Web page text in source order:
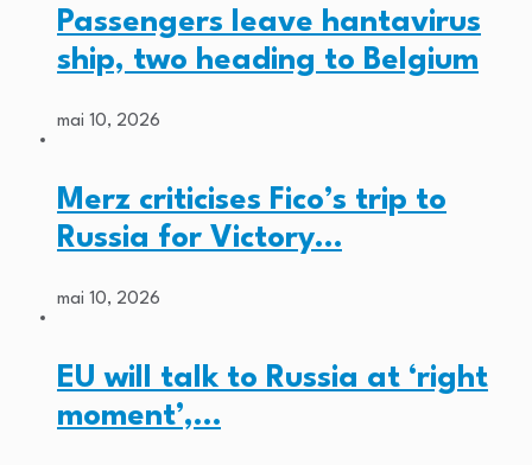
Passengers leave hantavirus
ship, two heading to Belgium
mai 10, 2026
Merz criticises Fico’s trip to
Russia for Victory…
mai 10, 2026
EU will talk to Russia at ‘right
moment’,…